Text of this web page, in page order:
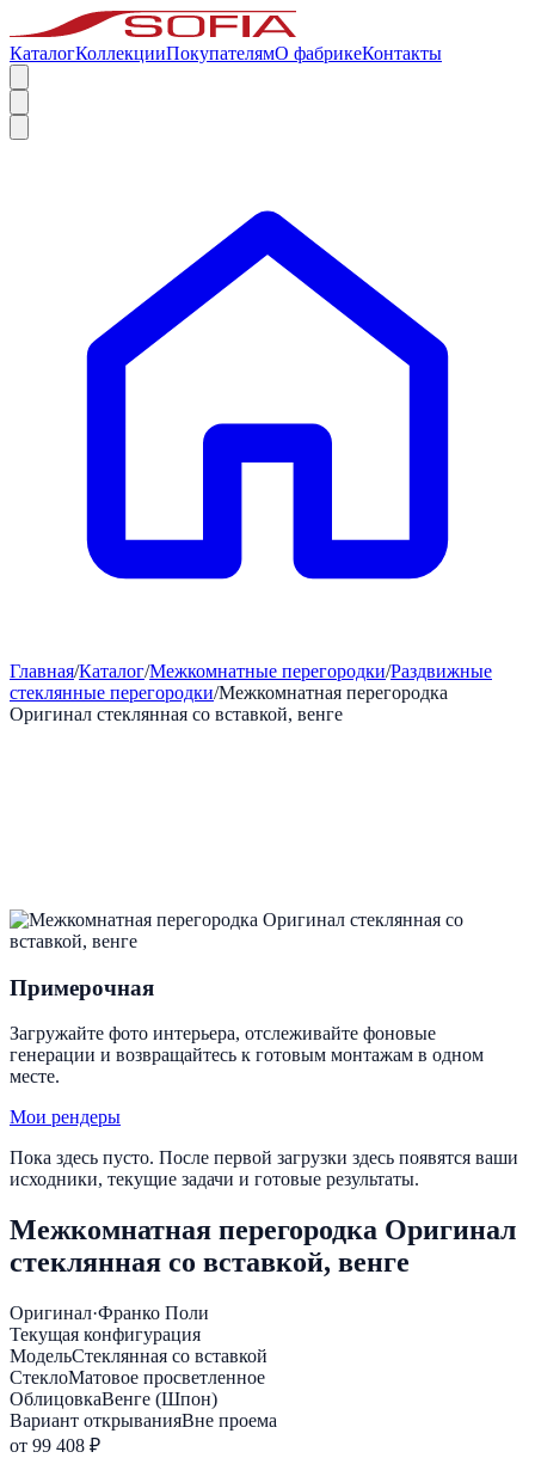
КаталогКоллекцииПокупателямО фабрикеКонтакты
Главная/Каталог/Межкомнатные перегородки/Раздвижные
стеклянные перегородки/Межкомнатная перегородка
Оригинал стеклянная со вставкой, венге
Примерочная
Загружайте фото интерьера, отслеживайте фоновые
генерации и возвращайтесь к готовым монтажам в одном
месте.
Мои рендеры
Пока здесь пусто. После первой загрузки здесь появятся ваши
исходники, текущие задачи и готовые результаты.
Межкомнатная перегородка Оригинал
стеклянная со вставкой, венге
Оригинал·Франко Поли
Текущая конфигурация
МодельСтеклянная со вставкой
СтеклоМатовое просветленное
ОблицовкаВенге (Шпон)
Вариант открыванияВне проема
от 99 408 ₽